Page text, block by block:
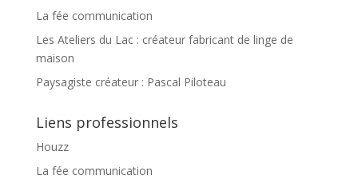
La fée communication
Les Ateliers du Lac : créateur fabricant de linge de
maison
Paysagiste créateur : Pascal Piloteau
Liens professionnels
Houzz
La fée communication